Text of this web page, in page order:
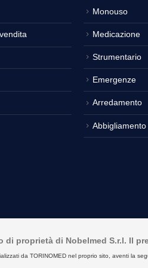
Monouso
Medicazione
Strumentario
Emergenze
Arredamento
Abbigliamento
di proprietà di Nobelmed S.r.l. Il
da TORINOMED nel proprio sito, aventi la